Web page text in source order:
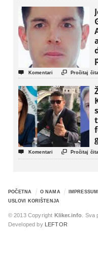
 Komentari  Pročitaj
 Komentari  Pročitaj
POČETNA O NAMA IMPRESSUM
USLOVI KORIŠTENJA
© 2013 Copyright Kliker.info .
Developed by
LEFTOR